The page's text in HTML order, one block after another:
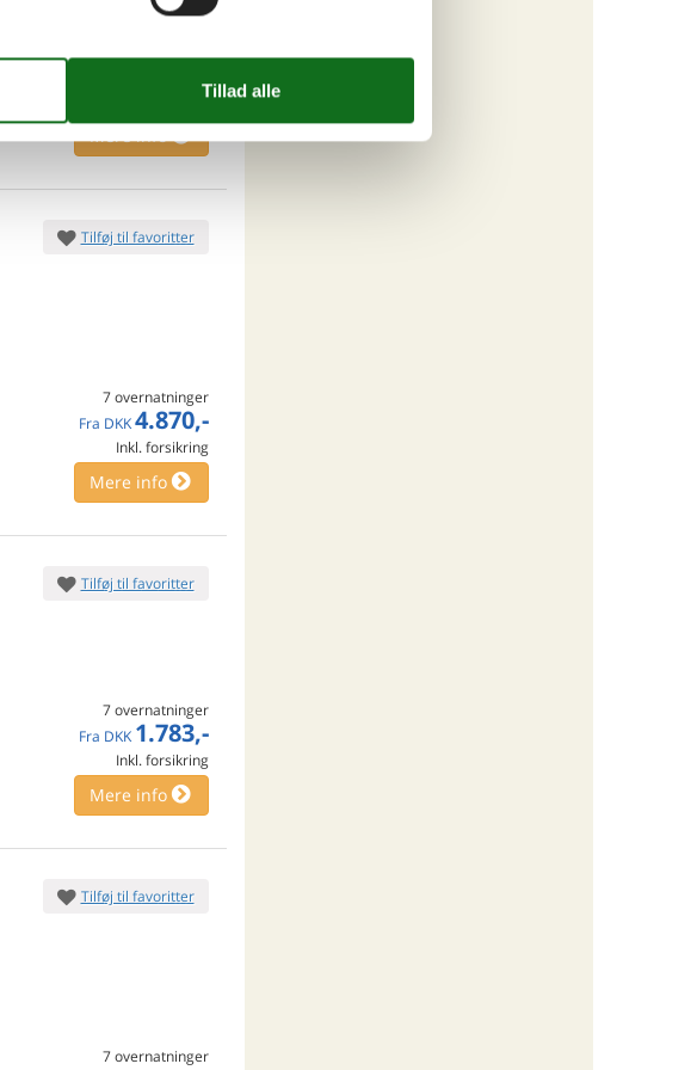
5.950,-
Mere info
Tilføj til favoritter
7 overnatninger
Fra DKK 4.870,-
Inkl. forsikring
Mere info
Tilføj til favoritter
7 overnatninger
Fra DKK 1.783,-
Inkl. forsikring
Mere info
Tilføj til favoritter
7 overnatninger